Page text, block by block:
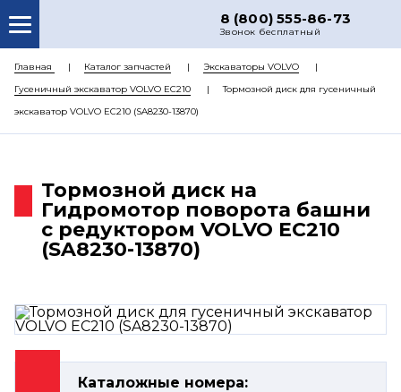
8 (800) 555-86-73
Звонок бесплатный
О НАС
КАТАЛОГ ЗАПЧАСТЕЙ
РЕМОНТ
ЦЕНЫ
КОНТАКТЫ
Главная Каталог запчастей
Экскаваторы VOLVO
Гусеничный экскаватор VOLVO EC210
Тормозной диск для гусеничный
экскаватор VOLVO EC210 (SA8230-13870)
Тормозной диск на
Гидромотор поворота башни
с редуктором VOLVO EC210
(SA8230-13870)
Каталожные номера: